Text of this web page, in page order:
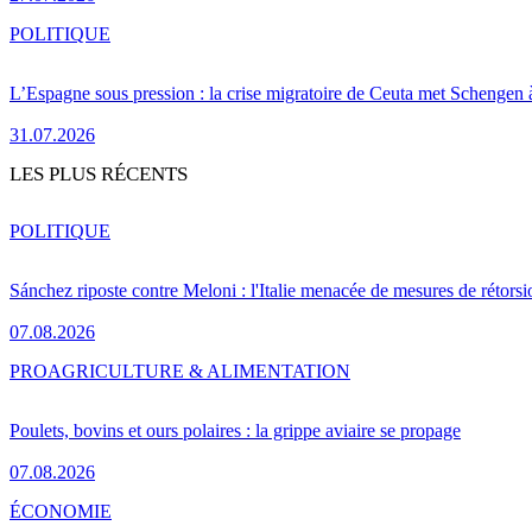
L’Espagne sous pression : la crise migratoire de Ceuta met Schengen
31.07.2026
POLITIQUE
LES PLUS RÉCENTS
Sánchez riposte contre Meloni : l'Italie menacée de mesures de
07.08.2026
POLITIQUE
Poulets, bovins et ours polaires : la grippe aviaire se propage
07.08.2026
PROAGRICULTURE & ALIMENTATION
ÉCONOMIE